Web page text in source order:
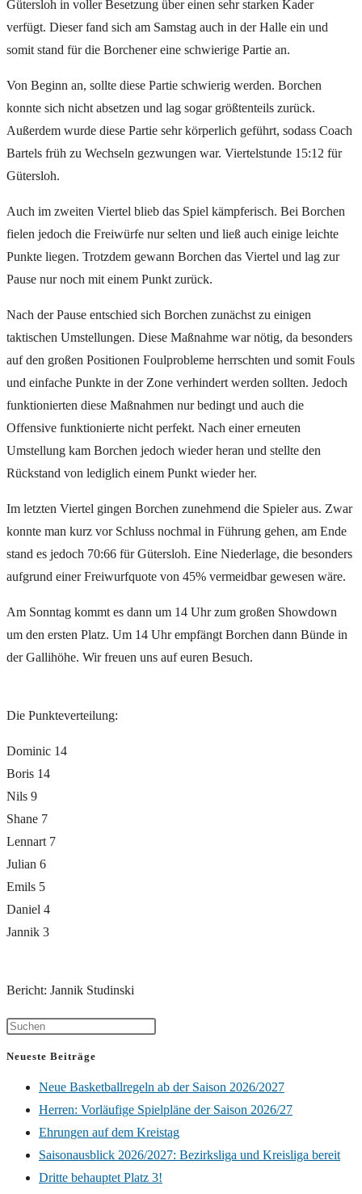
Gütersloh in voller Besetzung über einen sehr starken Kader
verfügt. Dieser fand sich am Samstag auch in der Halle ein und
somit stand für die Borchener eine schwierige Partie an.
Von Beginn an, sollte diese Partie schwierig werden. Borchen
konnte sich nicht absetzen und lag sogar größtenteils zurück.
Außerdem wurde diese Partie sehr körperlich geführt, sodass Coach
Bartels früh zu Wechseln gezwungen war. Viertelstunde 15:12 für
Gütersloh.
Auch im zweiten Viertel blieb das Spiel kämpferisch. Bei Borchen
fielen jedoch die Freiwürfe nur selten und ließ auch einige leichte
Punkte liegen. Trotzdem gewann Borchen das Viertel und lag zur
Pause nur noch mit einem Punkt zurück.
Nach der Pause entschied sich Borchen zunächst zu einigen
taktischen Umstellungen. Diese Maßnahme war nötig, da besonders
auf den großen Positionen Foulprobleme herrschten und somit Fouls
und einfache Punkte in der Zone verhindert werden sollten. Jedoch
funktionierten diese Maßnahmen nur bedingt und auch die
Offensive funktionierte nicht perfekt. Nach einer erneuten
Umstellung kam Borchen jedoch wieder heran und stellte den
Rückstand von lediglich einem Punkt wieder her.
Im letzten Viertel gingen Borchen zunehmend die Spieler aus. Zwar
konnte man kurz vor Schluss nochmal in Führung gehen, am Ende
stand es jedoch 70:66 für Gütersloh. Eine Niederlage, die besonders
aufgrund einer Freiwurfquote von 45% vermeidbar gewesen wäre.
Am Sonntag kommt es dann um 14 Uhr zum großen Showdown
um den ersten Platz. Um 14 Uhr empfängt Borchen dann Bünde in
der Gallihöhe. Wir freuen uns auf euren Besuch.
Die Punkteverteilung:
Dominic 14
Boris 14
Nils 9
Shane 7
Lennart 7
Julian 6
Emils 5
Daniel 4
Jannik 3
Bericht: Jannik Studinski
Neueste Beiträge
Neue Basketballregeln ab der Saison 2026/2027
Herren: Vorläufige Spielpläne der Saison 2026/27
Ehrungen auf dem Kreistag
Saisonausblick 2026/2027: Bezirksliga und Kreisliga bereit
Dritte behauptet Platz 3!